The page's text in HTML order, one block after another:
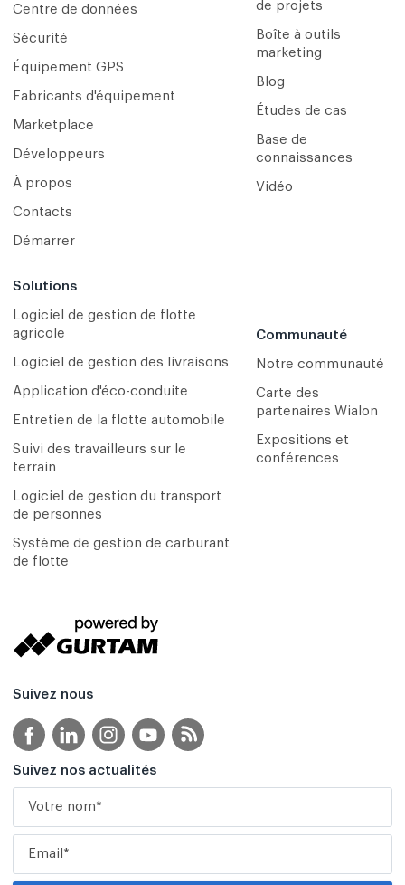
Centre de données
Sécurité
Équipement GPS
Fabricants d'équipement
Marketplace
Développeurs
À propos
Contacts
Démarrer
Solutions
Logiciel de gestion de flotte
agricole
Logiciel de gestion des livraisons
Application d'éco-conduite
Entretien de la flotte automobile
Suivi des travailleurs sur le
terrain
Logiciel de gestion du transport
de personnes
Système de gestion de carburant
de flotte
de projets
Boîte à outils
marketing
Blog
Études de cas
Base de
connaissances
Vidéo
Communauté
Notre communauté
Carte des
partenaires Wialon
Expositions et
conférences
Suivez nous
Suivez nos actualités